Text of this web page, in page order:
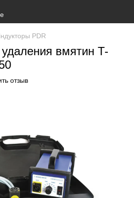
PDR
вмятин T-
отзыв